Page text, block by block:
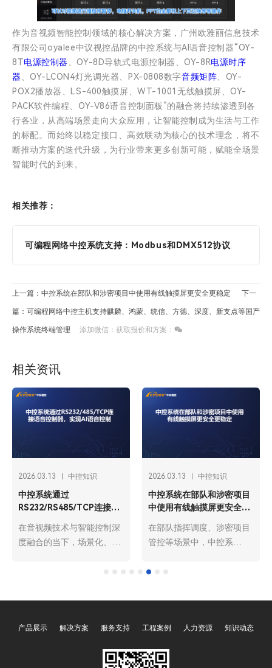
作为音视频智能控制领域的核心解决方案，广州欧雅丽信息技术
有限公司oyalee中议视控品牌的中控系统与AI语音控制器“OY-
8T电源控制器 、OY-8D导轨式电源控制器、OY-8R电源时序
器 、OY-LCON4灯光调光器、PX-0808数字音频矩阵 、OY-
POX2播放器、LS-400触摸屏、WT-1001无线触摸屏、OY-
PACK软件编程、OY-V86语音控制面板”的融合将持续渗透到各
行各业，从高端场景走向大众应用，让智能控制成为生活与工作
的标配。而始终以稳定接口、高效联动为核心的技术理念，将不
断推动方案的迭代升级，为行业带来更多创新可能，赋能全场景
智能时代的到来。
相关推荐：
可编程网络中控系统支持：Modbus和DMX512协议
上一篇：中控系统在部队和涉密项目中使用有线触摸屏更安全更稳定 下一
篇：可编程网络中控主机支持麒麟、鸿蒙、统信、方德、深度、新支点等国产
操作系统终端管理 添加微信：获取报价和方案：
相关资讯
2026.03.13 中控知识
什么是多媒体中控系统？
多媒体中控系统，全称多媒
体中央控制系统“OY-
6000M”，是基于计算机技
制技术构建的智能化管控平
壁垒，实现音视频、显示、
2026.03.12 中控知识
中控系统为什么要国产化？
在数字化转型深入推进的当
下，展厅与多功能会议厅已
作的核心场景，而中控系统
境等多设备的“智能中枢”，
而是保障信息安全、契合政
然趋势。从自主可控的战略
产品展示 解决方案 服务支持 工程案例 人力资源 知识动态